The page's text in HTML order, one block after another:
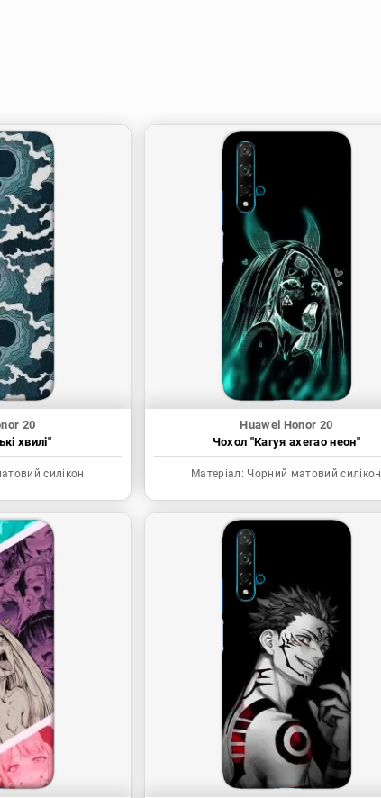
20
хвилі"
силікон
Huawei Honor 20
Чохол "Кагуя ахегао неон"
Матеріал: Чорний матовий силікон